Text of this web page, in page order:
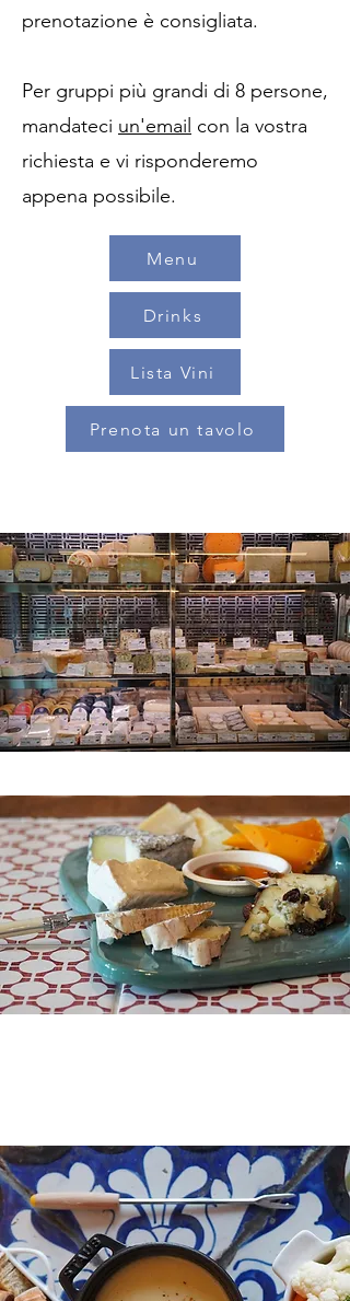
prenotazione è consigliata.
Per gruppi più grandi di 8 persone,
mandateci un'email con la vostra
richiesta e vi risponderemo
appena possibile.
Menu
Drinks
Lista Vini
Prenota un tavolo